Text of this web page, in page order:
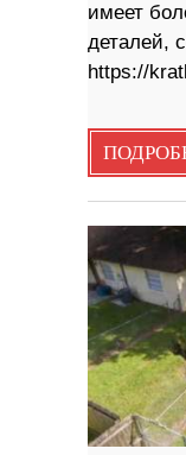
имеет
деталей,
https://